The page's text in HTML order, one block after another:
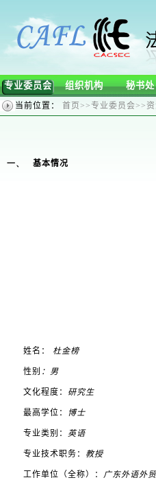
专业委员会 组织机构 秘书
当前位置： 首页>>专业委员会>>
一、
基本情况
姓名： 杜金榜
性别 ： 男
文化程度： 研究生
最高学位： 博士
专业类别： 英语
专业技术职务： 教授
工作单位（全称）： 广东外语外